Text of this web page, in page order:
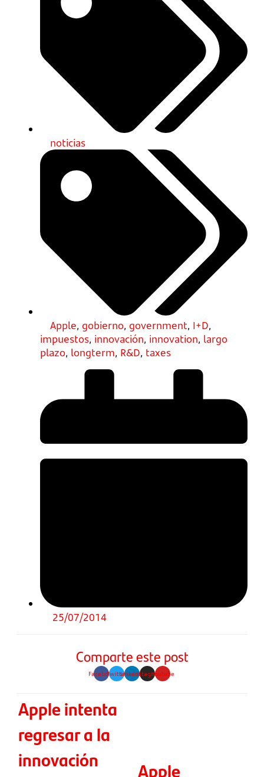
noticias
Apple, gobierno, government, I+D,
impuestos, innovación, innovation, largo
plazo, longterm, R&D, taxes
25/07/2014
Comparte este post
FacebookTwitterLinkedinInstagramYoutube
Apple intenta
regresar a la
innovación
Apple